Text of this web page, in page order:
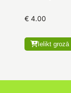
€ 4.00
Ielikt grozā